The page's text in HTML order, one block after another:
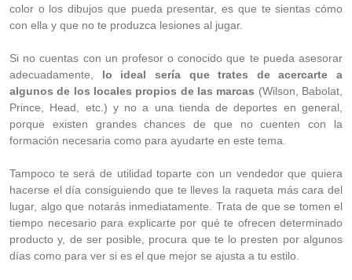
color o los dibujos que pueda presentar, es que te sientas cómo
con ella y que no te produzca lesiones al jugar.
Si no cuentas con un profesor o conocido que te pueda asesorar
adecuadamente, lo ideal sería que trates de acercarte a
algunos de los locales propios de las marcas (Wilson, Babolat,
Prince, Head, etc.) y no a una tienda de deportes en general,
porque existen grandes chances de que no cuenten con la
formación necesaria como para ayudarte en este tema.
Tampoco te será de utilidad toparte con un vendedor que quiera
hacerse el día consiguiendo que te lleves la raqueta más cara del
lugar, algo que notarás inmediatamente. Trata de que se tomen el
tiempo necesario para explicarte por qué te ofrecen determinado
producto y, de ser posible, procura que te lo presten por algunos
días como para ver si es el que mejor se ajusta a tu estilo.